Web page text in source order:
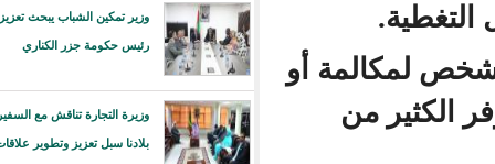
أو
من
وزير تمكين الشباب يبحث تعزيز التعاون مع
رئيس حكومة جزر الكناري
وزيرة التجارة تناقش مع السفير لبريطاني
بلادنا سبل تعزيز وتطوير علاقات التعاون